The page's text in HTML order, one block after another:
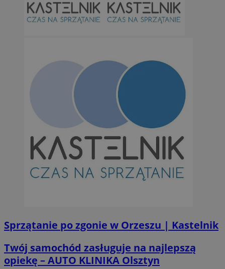
Sprzątanie po zgonie w Orzeszu | Kastelnik
Twój samochód zasługuje na najlepszą
opiekę – AUTO KLINIKA Olsztyn